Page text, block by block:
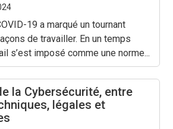
19 a marqué un tournant
de travailler. En un temps
s’est imposé comme une norme...
la Cybersécurité, entre
légales et